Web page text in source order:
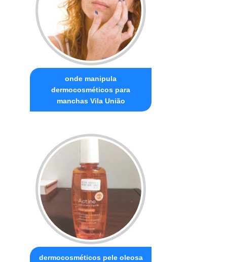
onde manipula
dermocosméticos para
manchas Vila União
dermocosméticos pele oleosa